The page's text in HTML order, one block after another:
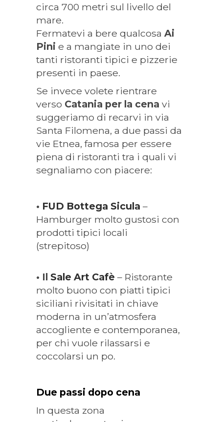
circa 700 metri sul livello del
mare.
Fermatevi a bere qualcosa Ai
Pini e a mangiate in uno dei
tanti ristoranti tipici e pizzerie
presenti in paese.
Se invece volete rientrare
verso Catania per la cena vi
suggeriamo di recarvi in via
Santa Filomena, a due passi da
vie Etnea, famosa per essere
piena di ristoranti tra i quali vi
segnaliamo con piacere:
• FUD Bottega Sicula –
Hamburger molto gustosi con
prodotti tipici locali
(strepitoso)
• Il Sale Art Cafè – Ristorante
molto buono con piatti tipici
siciliani rivisitati in chiave
moderna in un’atmosfera
accogliente e contemporanea,
per chi vuole rilassarsi e
coccolarsi un po.
Due passi dopo cena
In questa zona